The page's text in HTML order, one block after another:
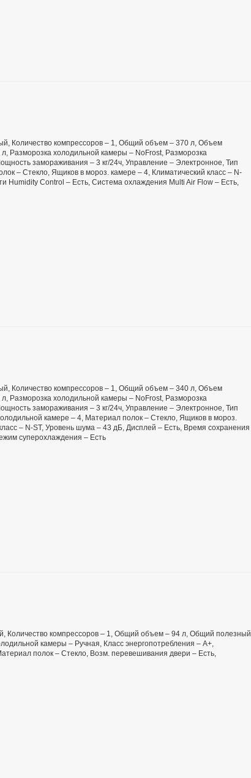
Количество компрессоров – 1, Общий объем – 370 л, Объем
Разморозка холодильной камеры – NoFrost, Разморозка
замораживания – 3 кг/24ч, Управление – Электронное, Тип
– Стекло, Ящиков в мороз. камере – 4, Климатический класс – N-
Humidity Control – Есть, Система охлаждения Multi Air Flow – Есть,
Количество компрессоров – 1, Общий объем – 340 л, Объем
Разморозка холодильной камеры – NoFrost, Разморозка
замораживания – 3 кг/24ч, Управление – Электронное, Тип
камере – 4, Материал полок – Стекло, Ящиков в мороз.
– N-ST, Уровень шума – 43 дБ, Дисплей – Есть, Время сохранения
суперохлаждения – Есть
Количество компрессоров – 1, Общий объем – 94 л, Общий полезный
камеры – Ручная, Класс энергопотребления – А+,
полок – Стекло, Возм. перевешивания двери – Есть,